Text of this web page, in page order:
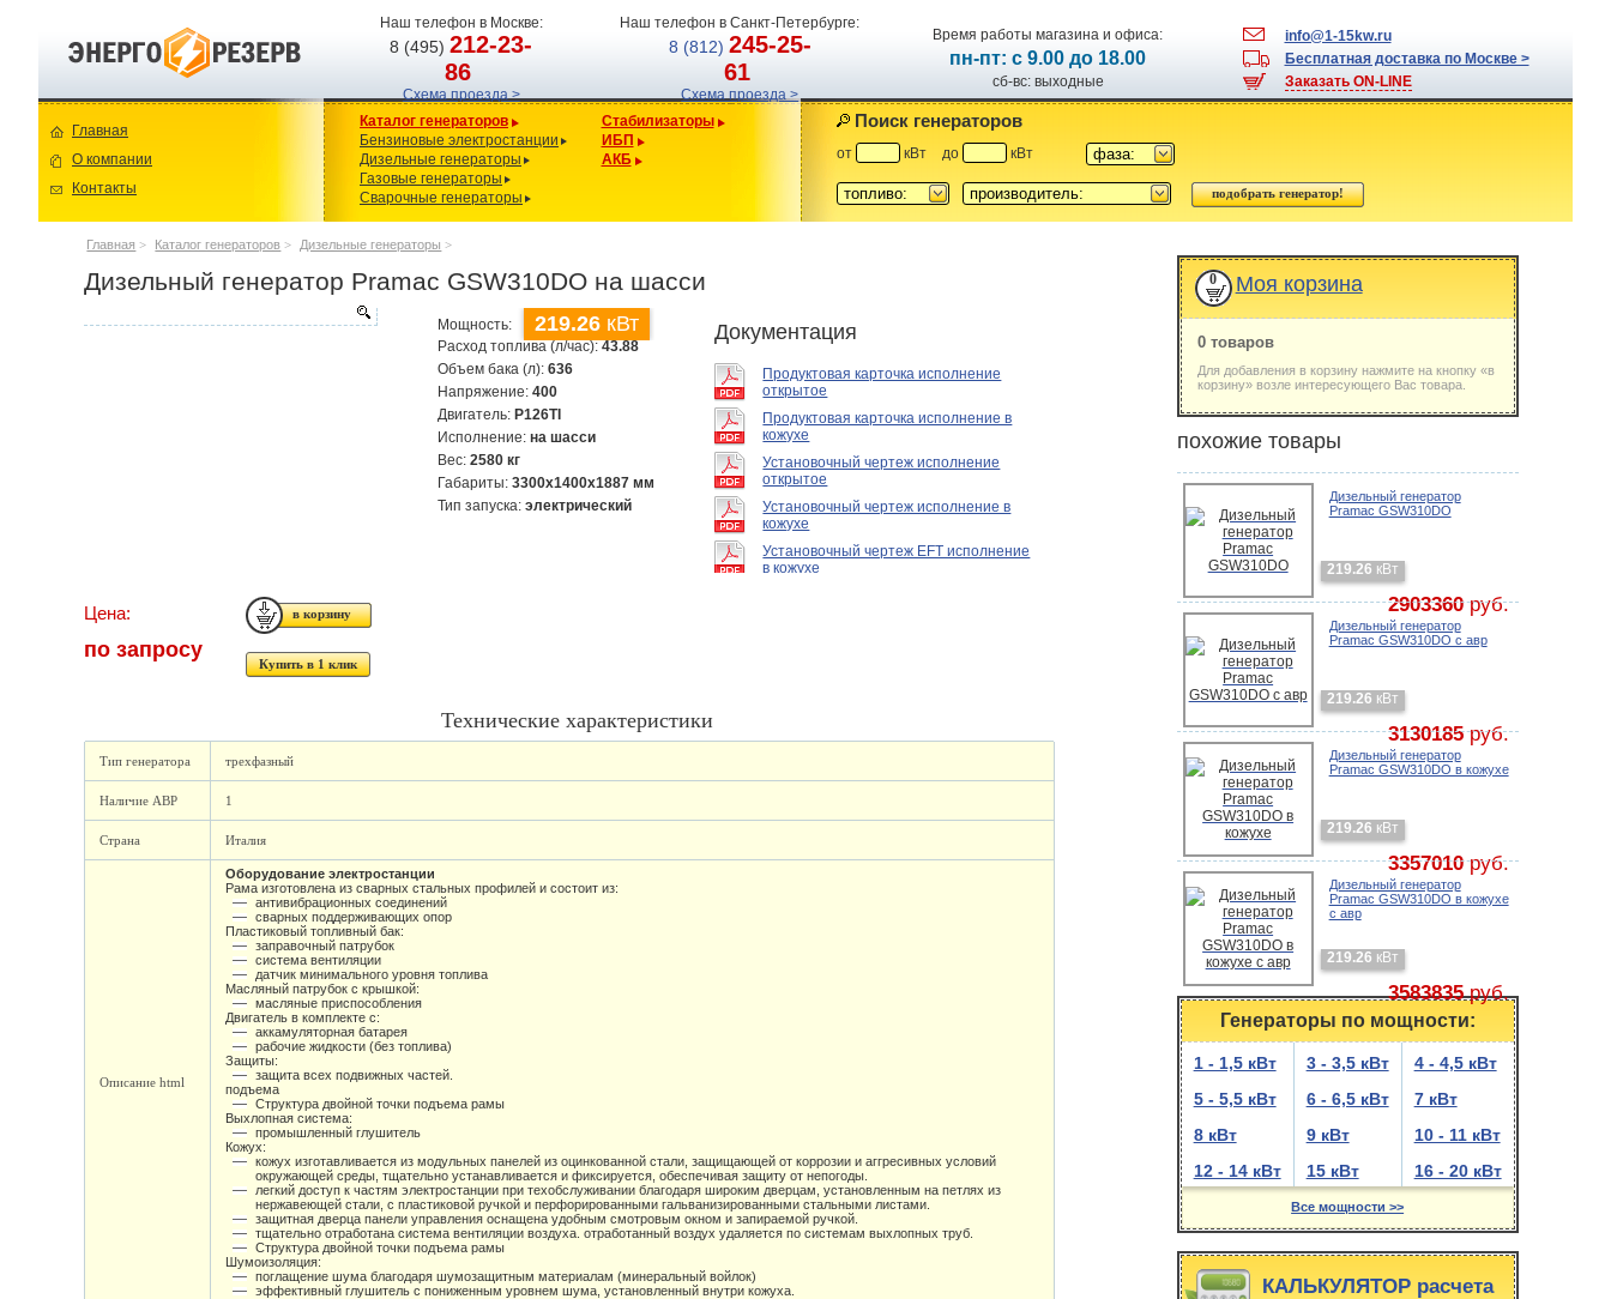
Наш телефон в Москве:
8 (495)212-23-
86
Схема проезда >
Наш телефон в Санкт-Петербурге:
8 (812) 245-25-
61
Схема проезда >
Время работы магазина и офиса:
пн-пт: с 9.00 до 18.00
сб-вс: выходные
info@1-15kw.ru
Бесплатная доставка по Москве >
Заказать ON-LINE
Главная
О компании
Контакты
Каталог генераторов
Бензиновые электростанции
Дизельные генераторы
Газовые генераторы
Сварочные генераторы
Стабилизаторы
ИБП
АКБ
Поиск генераторов
от кВт до кВт фаза:
топливо: производитель:
Главная > Каталог генераторов > Дизельные генераторы >
Дизельный генератор Pramac GSW310DO на шасси
Мощность: 219.26 кВт
Расход топлива (л/час):43.88
Объем бака (л):636
Напряжение:400
Двигатель: P126TI
Исполнение:на шасси
Вес:2580 кг
Габариты:3300х1400х1887 мм
Тип запуска:электрический
Документация
Продуктовая карточка исполнение
открытое
Продуктовая карточка исполнение в
кожухе
Установочный чертеж исполнение
открытое
Установочный чертеж исполнение в
кожухе
Установочный чертеж EFT исполнение
в кожухе
Цена:
по запросу
Купить в 1 клик
Технические характеристики
Тип генератора трехфазный
Наличие АВР 1
Страна Италия
Описание html
Оборудование электростанции
Рама изготовлена из сварных стальных профилей и состоит из:
антивибрационных соединений
сварных поддерживающих опор
Пластиковый топливный бак:
заправочный патрубок
система вентиляции
датчик минимального уровня топлива
Масляный патрубок с крышкой:
масляные приспособления
Двигатель в комплекте с:
аккамуляторная батарея
рабочие жидкости (без топлива)
Защиты:
защита всех подвижных частей.
подъема
Структура двойной точки подъема рамы
Выхлопная система:
промышленный глушитель
Кожух:
кожух изготавливается из модульных панелей из оцинкованной стали, защищающей от коррозии и аггресивных условий
окружающей среды, тщательно устанавливается и фиксируется, обеспечивая защиту от непогоды.
легкий доступ к частям электростанции при техобслуживании благодаря широким дверцам, установленным на петлях из
нержавеющей стали, с пластиковой ручкой и перфорированными гальванизированными стальными листами.
защитная дверца панели управления оснащена удобным смотровым окном и запираемой ручкой.
тщательно отработана система вентиляции воздуха. отработанный воздух удаляется по системам выхлопных труб.
Структура двойной точки подъема рамы
Шумоизоляция:
поглащение шума благодаря шумозащитным материалам (минеральный войлок)
эффективный глушитель с пониженным уровнем шума, установленный внутри кожуха.
0 Моя корзина
0 товаров
Для добавления в корзину нажмите на кнопку «в
корзину» возле интересующего Вас товара.
похожие товары
Дизельный генератор
Pramac GSW310DO
219.26 кВт
2903360руб.
Дизельный генератор
Pramac GSW310DO с авр
219.26 кВт
3130185руб.
Дизельный генератор
Pramac GSW310DO в кожухе
219.26 кВт
3357010руб.
Дизельный генератор
Pramac GSW310DO в кожухе
с авр
219.26 кВт
3583835руб.
Генераторы по мощности:
1 - 1,5 кВт 3 - 3,5 кВт
4 - 4,5 кВт
5 - 5,5 кВт
6 - 6,5 кВт
7 кВт
8 кВт
9 кВт
10 - 11 кВт
12 - 14 кВт
15 кВт 16 - 20 кВт
Все мощности >>
КАЛЬКУЛЯТОР расчета